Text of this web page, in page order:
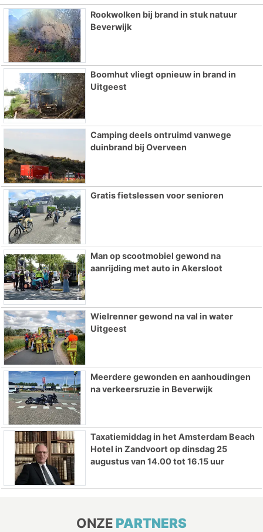
Rookwolken bij brand in stuk natuur
Beverwijk
Boomhut vliegt opnieuw in brand in
Uitgeest
Camping deels ontruimd vanwege
duinbrand bij Overveen
Gratis fietslessen voor senioren
Man op scootmobiel gewond na
aanrijding met auto in Akersloot
Wielrenner gewond na val in water
Uitgeest
Meerdere gewonden en aanhoudingen
na verkeersruzie in Beverwijk
Taxatiemiddag in het Amsterdam Beach
Hotel in Zandvoort op dinsdag 25
augustus van 14.00 tot 16.15 uur
ONZE PARTNERS